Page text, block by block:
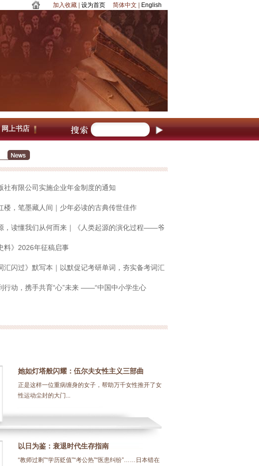
加入收藏 设为首页 简体中文 English
网上书店
社有限公司实施企业年金制度的通知
楼，笔墨藏人间｜少年必读的古典传世佳作
，读懂我们从何而来｜《人类起源的演化过程——爷
料》2026年征稿启事
汇闪过》默写本｜以默促记考研单词，夯实备考词汇
行动，携手共育“心”未来 ——“中国中小学生心
她如灯塔般闪耀：伍尔夫女性主义三部曲
正是这样一位重病缠身的女子，帮助万千女性推开了女
性运动尘封的大门...
以日为鉴：衰退时代生存指南
“教师过剩”“学历贬值”“考公热”“医患纠纷”……日本错在